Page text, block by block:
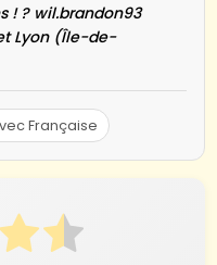
! ? wil.brandon93
Lyon (Île-de-
Française